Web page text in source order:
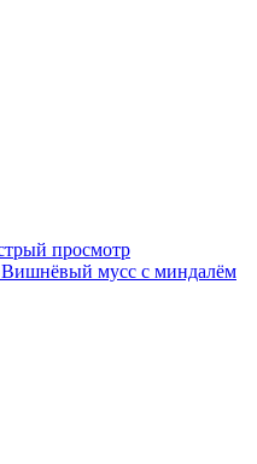
просмотр
мусс с миндалём